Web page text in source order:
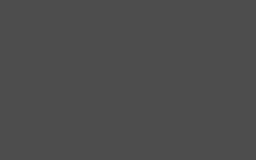
de 5 de diciembre, de Protección de Datos
con la finalidad de facilitarle la información
cuando nos contacte por medio de los